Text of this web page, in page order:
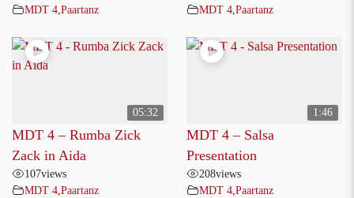
MDT 4 Paartanz
MDT 4 Paartanz
05:32
MDT 4 – Rumba Zick
Zack in Aida
107views
MDT 4 Paartanz
1:46
MDT 4 – Salsa
Presentation
208views
MDT 4 Paartanz